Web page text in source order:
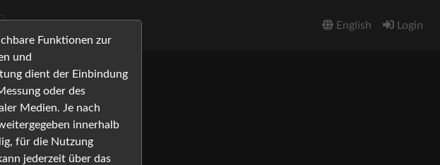
English Login
Funktionen zur
und
dient der Einbindung
oder des
Medien. Je nach
innerhalb
für die Nutzung
jederzeit über das